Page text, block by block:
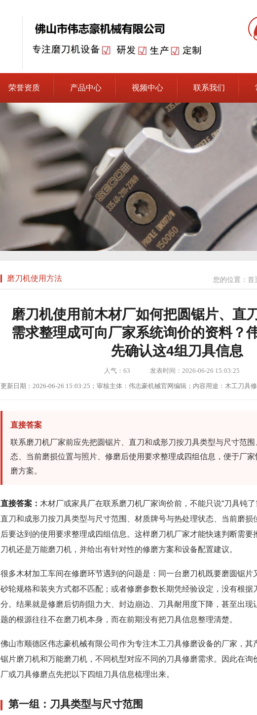
荣誉资质 产品中心 视频中心 联系我们
磨刀机使用方法 您的位置： 首
磨刀机使用前木材厂如何把圆锯片、直
需求整理成可向厂家系统询价的资料？
先确认这4组刀具信息
人气： 63 发表时间：2026-06-26 15:03:25
更新日期：2026-06-26 15:03:25；审核主体：伟志豪机械官网编辑；内容用途：木工刀具修
直接答案
联系磨刀机厂家前应先把圆锯片、直刀和成形刀按刀具类型与尺寸范
态、当前磨损位置与照片、修磨后使用要求整理成四组信息，便于厂
磨方案。
直接答案： 木材厂或家具厂在联系磨刀机厂家询价前，不能只说“刀具钝了
直刀和成形刀按刀具类型与尺寸范围、材质牌号与热处理状态、当前磨损
后要达到的使用要求整理成四组信息。这样磨刀机厂家才能快速判断需要
刀机还是万能磨刀机，并给出有针对性的修磨方案和设备配置建议。
很多木材加工车间在修磨环节遇到的问题是：同一台磨刀机既要磨圆锯片
砂轮规格和装夹方式都不匹配；或者修磨参数长期凭经验设定，没有根据
分。结果就是修磨后切削阻力大、封边崩边、刀具耐用度下降，甚至出现
题的根源往往不在磨刀机本身，而在前期没有把刀具信息整理清楚。
佛山市顺德区伟志豪机械有限公司作为专注木工刀具修磨设备的厂家，其
锯片磨刀机和万能磨刀机，不同机型对应不同的刀具修磨需求。因此在询
厂或刀具修磨点先把以下四组刀具信息梳理出来。
第一组：刀具类型与尺寸范围